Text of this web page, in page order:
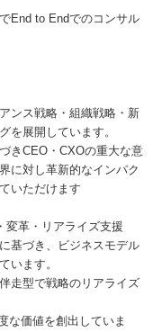
End to Endでのコンサル
ンス戦略・組織戦略・新
を展開しています。
きCEO・CXOの重大な意
に対し革新的なインパク
いただけます
変革・リアライズ支援
基づき、ビジネスモデル
います。
走型で戦略のリアライズ
な価値を創出していま